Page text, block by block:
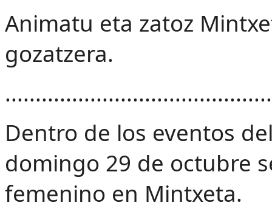
Animatu eta zatoz
gozatzera.
Dentro de los eventos
domingo 29 de octubre
femenino en Mintxeta.